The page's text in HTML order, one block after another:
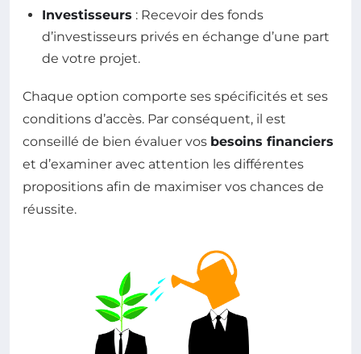
Investisseurs : Recevoir des fonds
d’investisseurs privés en échange d’une part
de votre projet.
Chaque option comporte ses spécificités et ses
conditions d’accès. Par conséquent, il est
conseillé de bien évaluer vos besoins financiers
et d’examiner avec attention les différentes
propositions afin de maximiser vos chances de
réussite.